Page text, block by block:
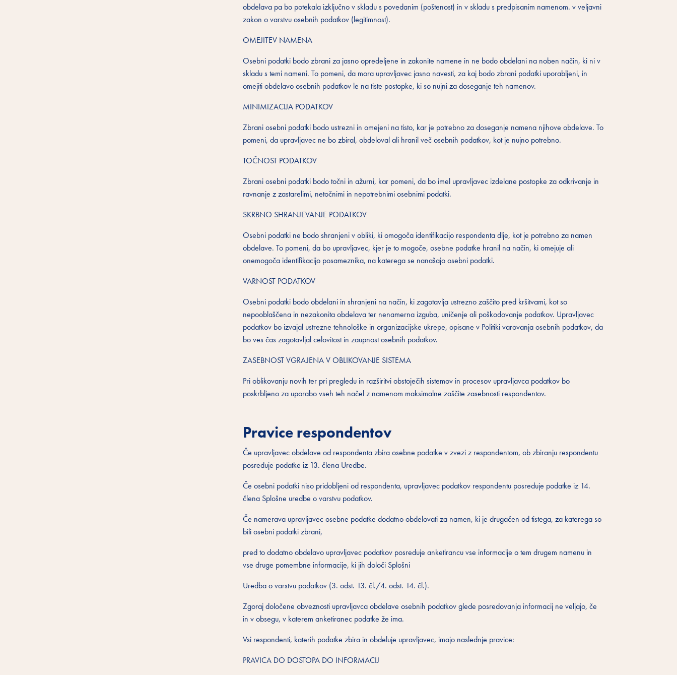
obdelava pa bo potekala izključno v skladu s povedanim (poštenost) in v skladu s predpisanim namenom. v veljavni
zakon o varstvu osebnih podatkov (legitimnost).
OMEJITEV NAMENA
Osebni podatki bodo zbrani za jasno opredeljene in zakonite namene in ne bodo obdelani na noben način, ki ni v
skladu s temi nameni. To pomeni, da mora upravljavec jasno navesti, za kaj bodo zbrani podatki uporabljeni, in
omejiti obdelavo osebnih podatkov le na tiste postopke, ki so nujni za doseganje teh namenov.
MINIMIZACIJA PODATKOV
Zbrani osebni podatki bodo ustrezni in omejeni na tisto, kar je potrebno za doseganje namena njihove obdelave. To
pomeni, da upravljavec ne bo zbiral, obdeloval ali hranil več osebnih podatkov, kot je nujno potrebno.
TOČNOST PODATKOV
Zbrani osebni podatki bodo točni in ažurni, kar pomeni, da bo imel upravljavec izdelane postopke za odkrivanje in
ravnanje z zastarelimi, netočnimi in nepotrebnimi osebnimi podatki.
SKRBNO SHRANJEVANJE PODATKOV
Osebni podatki ne bodo shranjeni v obliki, ki omogoča identifikacijo respondenta dlje, kot je potrebno za namen
obdelave. To pomeni, da bo upravljavec, kjer je to mogoče, osebne podatke hranil na način, ki omejuje ali
onemogoča identifikacijo posameznika, na katerega se nanašajo osebni podatki.
VARNOST PODATKOV
Osebni podatki bodo obdelani in shranjeni na način, ki zagotavlja ustrezno zaščito pred kršitvami, kot so
nepooblaščena in nezakonita obdelava ter nenamerna izguba, uničenje ali poškodovanje podatkov. Upravljavec
podatkov bo izvajal ustrezne tehnološke in organizacijske ukrepe, opisane v Politiki varovanja osebnih podatkov, da
bo ves čas zagotavljal celovitost in zaupnost osebnih podatkov.
ZASEBNOST VGRAJENA V OBLIKOVANJE SISTEMA
Pri oblikovanju novih ter pri pregledu in razširitvi obstoječih sistemov in procesov upravljavca podatkov bo
poskrbljeno za uporabo vseh teh načel z namenom maksimalne zaščite zasebnosti respondentov.
Pravice respondentov
Če upravljavec obdelave od respondenta zbira osebne podatke v zvezi z respondentom, ob zbiranju respondentu
posreduje podatke iz 13. člena Uredbe.
Če osebni podatki niso pridobljeni od respondenta, upravljavec podatkov respondentu posreduje podatke iz 14.
člena Splošne uredbe o varstvu podatkov.
Če namerava upravljavec osebne podatke dodatno obdelovati za namen, ki je drugačen od tistega, za katerega so
bili osebni podatki zbrani,
pred to dodatno obdelavo upravljavec podatkov posreduje anketirancu vse informacije o tem drugem namenu in
vse druge pomembne informacije, ki jih določi Splošni
Uredba o varstvu podatkov (3. odst. 13. čl./4. odst. 14. čl.).
Zgoraj določene obveznosti upravljavca obdelave osebnih podatkov glede posredovanja informacij ne veljajo, če
in v obsegu, v katerem anketiranec podatke že ima.
Vsi respondenti, katerih podatke zbira in obdeluje upravljavec, imajo naslednje pravice:
PRAVICA DO DOSTOPA DO INFORMACIJ